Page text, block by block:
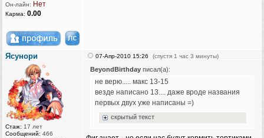
Он-лайн: Нет
Карма: 0.00
Ясунори
Стаж: 17 лет
Сообщений: 466
07-Апр-2010 15:26 (спустя 1 час 3 минуты)
BeyondBirthday писал(а):
не верю..... макс 13-15
везде написано 13.... даже вроде названия
первых двух уже написаны =)
скрытый текст